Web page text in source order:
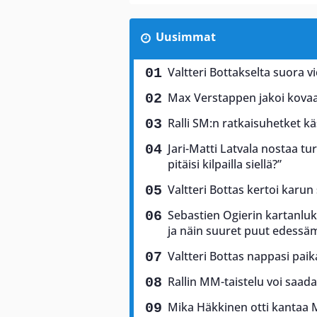
Uusimmat
Valtteri Bottakselta suora
Max Verstappen jakoi
Ralli SM:n ratkaisuhetket
Jari-Matti Latvala nostaa
pitäisi kilpailla siellä?”
Valtteri Bottas kertoi karun
Sebastien Ogierin
ja näin suuret puut
Valtteri Bottas nappasi
Rallin MM-taistelu voi
Mika Häkkinen otti kantaa